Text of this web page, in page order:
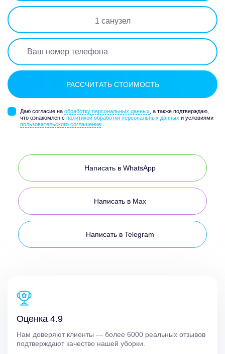
1 санузел
Даю согласие на обработку персональных данных , а также подтверждаю,
что ознакомлен с политикой обработки персональных данных и условиями
пользовательского соглашения
Написать в WhatsApp
Написать в Max
Написать в Telegram
Оценка 4.9
Нам доверяют клиенты — более 6000 реальных отзывов
подтверждают качество нашей уборки.